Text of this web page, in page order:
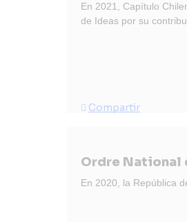
En 2021, Capítulo
de Ideas por su
Compartir
Ordre National
En 2020, la República